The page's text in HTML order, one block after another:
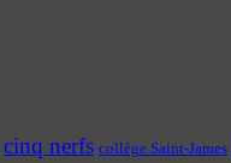
cinq nerfs collège Saint-James